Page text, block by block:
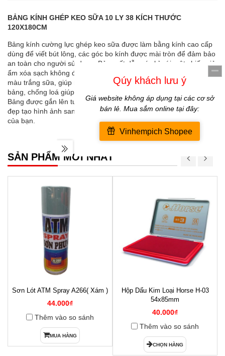
BẢNG KÍNH GHÉP KEO SỮA 10 LY 38 KÍCH THƯỚC
120X180CM
Bảng kính cường lực ghép keo sữa được làm bằng kính cao cấp
dùng để viết bút lông, các góc bo kính được mài tròn để đảm bảo
an toàn cho người sử dụng. Bảng rất dễ xoá chỉ với một chiếc giẻ
ẩm xóa sạch không để lại vết mờ. Màu của bảng treo tường là
màu trắng sữa, giúp người nhìn dễ dàng đọc các thông tin trên
bảng, chống loá giúp người nhìn tránh khỏi các bệnh khúc xạ.
Bảng được gắn lên tường bằng các bùlon inox chắc chắn, sáng
đẹp tạo hình ảnh sang trọng và chuyên nghiệp cho văn phòng
của bạn.
SẢN PHẨM MỚI NHẤT
Sơn Lót ATM Spray A266( Xám )
44.000₫
Thêm vào so sánh
MUA HÀNG
Hộp Dấu Kim Loại Horse H-03
54x85mm
40.000₫
Thêm vào so sánh
CHỌN HÀNG